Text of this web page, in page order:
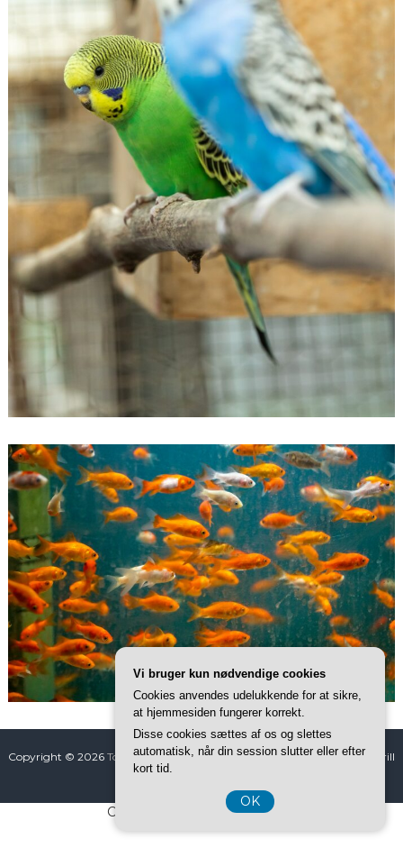
Copyright © 2026 Tomiss KæledyrAll rights reserved. Tema: ThemeGrill
Flash . Powered by
CVR-Nummer DK-374 077 39
Vi bruger kun nødvendige cookies
Cookies anvendes udelukkende for at sikre,
at hjemmesiden fungerer korrekt.
Disse cookies sættes af os og slettes
automatisk, når din session slutter eller efter
kort tid.
OK